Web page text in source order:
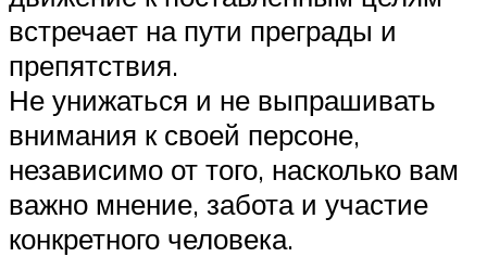
встречает на пути преграды и
препятствия.
Не унижаться и не выпрашивать
внимания к своей персоне,
независимо от того, насколько вам
важно мнение, забота и участие
конкретного человека.